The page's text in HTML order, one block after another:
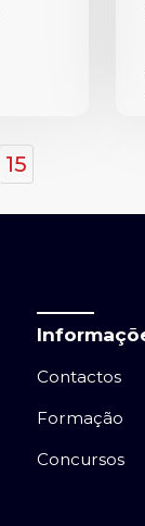
15
Contactos
Formação
Concursos